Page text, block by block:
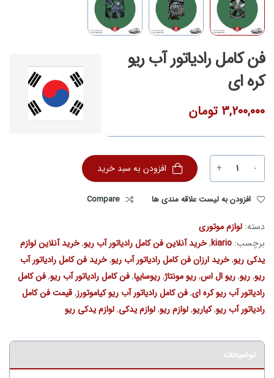
فن کامل رادیاتور آب ریو
کره ای
3,200,000 تومان
-
+ افزودن به سبد خرید
افزودن به لیست علاقه مندی ها Compare
دسته: لوازم موتوری
برچسب: kiario
,خرید آنلاین فن کامل رادیاتور آب ریو,خرید آنلاین لوازم
یدکی ریو,خرید ارزان فن کامل رادیاتور آب ریو,خرید فن کامل رادیاتور آب
ریو,ریو,ریو ال اس,ریو مونتاژ,ریوسایپا,فن کامل رادیاتور آب ریو,فن کامل
رادیاتور آب ریو کره ای,فن کامل رادیاتور آب ریو کیاموتورز,قیمت فن کامل
رادیاتور آب ریو,کیاریو,لوازم ریو,لوازم یدکی,لوازم یدکی ریو
توضیحات